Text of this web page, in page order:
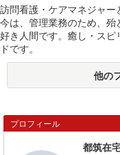
訪問看護・ケアマネジャー
今は、管理業務のため、
好き人間です。癒し・ス
ドです。
他の
プロフィール
都筑在